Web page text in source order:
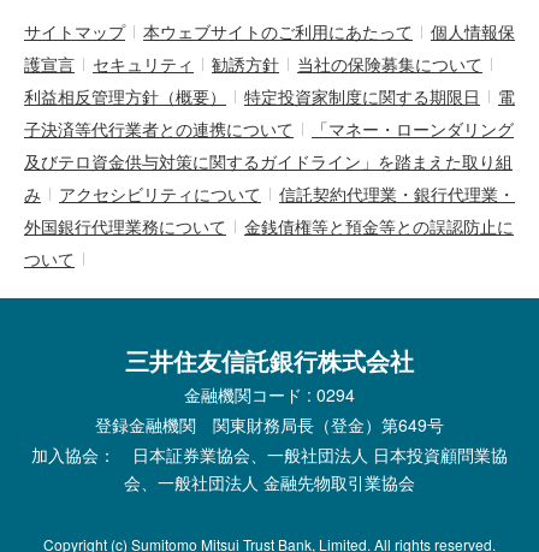
サイトマップ 本ウェブサイトのご利用にあたって
個人情報保
護宣言
セキュリティ 勧誘方針
当社の保険募集について
利益相反管理方針（概要）
特定投資家制度に関する期限日
電
子決済等代行業者との連携について
「マネー・ローンダリング
及びテロ資金供与対策に関するガイドライン」を踏まえた取り組
み
アクセシビリティについて
信託契約代理業・銀行代理業・
外国銀行代理業務について
金銭債権等と預金等との誤認防止に
ついて
三井住友信託銀行株式会社
金融機関コード : 0294
登録金融機関 関東財務局長（登金）第649号
加入協会： 日本証券業協会、一般社団法人 日本投資顧問業協
会、一般社団法人 金融先物取引業協会
Copyright (c) Sumitomo Mitsui Trust Bank, Limited. All rights reserved.